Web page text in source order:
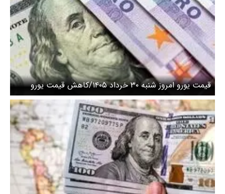
قیمت یورو امروز شنبه ۳۰ خرداد ۱۴۰۵/کاهش قیمت یورو